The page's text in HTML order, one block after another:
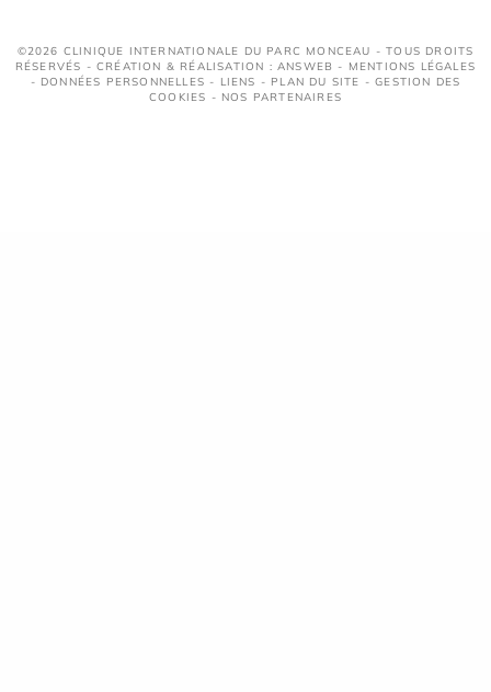
©2026 CLINIQUE INTERNATIONALE DU PARC MONCEAU - TOUS DROITS
RÉSERVÉS - CRÉATION & RÉALISATION : ANSWEB - MENTIONS LÉGALES
- DONNÉES PERSONNELLES - LIENS - PLAN DU SITE -GESTION DES
COOKIES - NOS PARTENAIRES